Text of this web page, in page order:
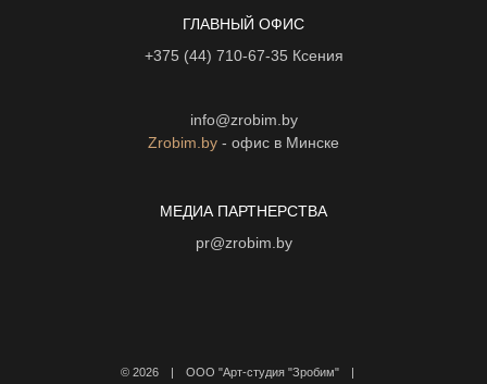
ГЛАВНЫЙ ОФИС
+375 (44) 710-67-35 Ксения
info@zrobim.by
Zrobim.by - офис в Минске
МЕДИА ПАРТНЕРСТВА
pr@zrobim.by
© 2026 | ООО "Арт-студия "Зробим" |